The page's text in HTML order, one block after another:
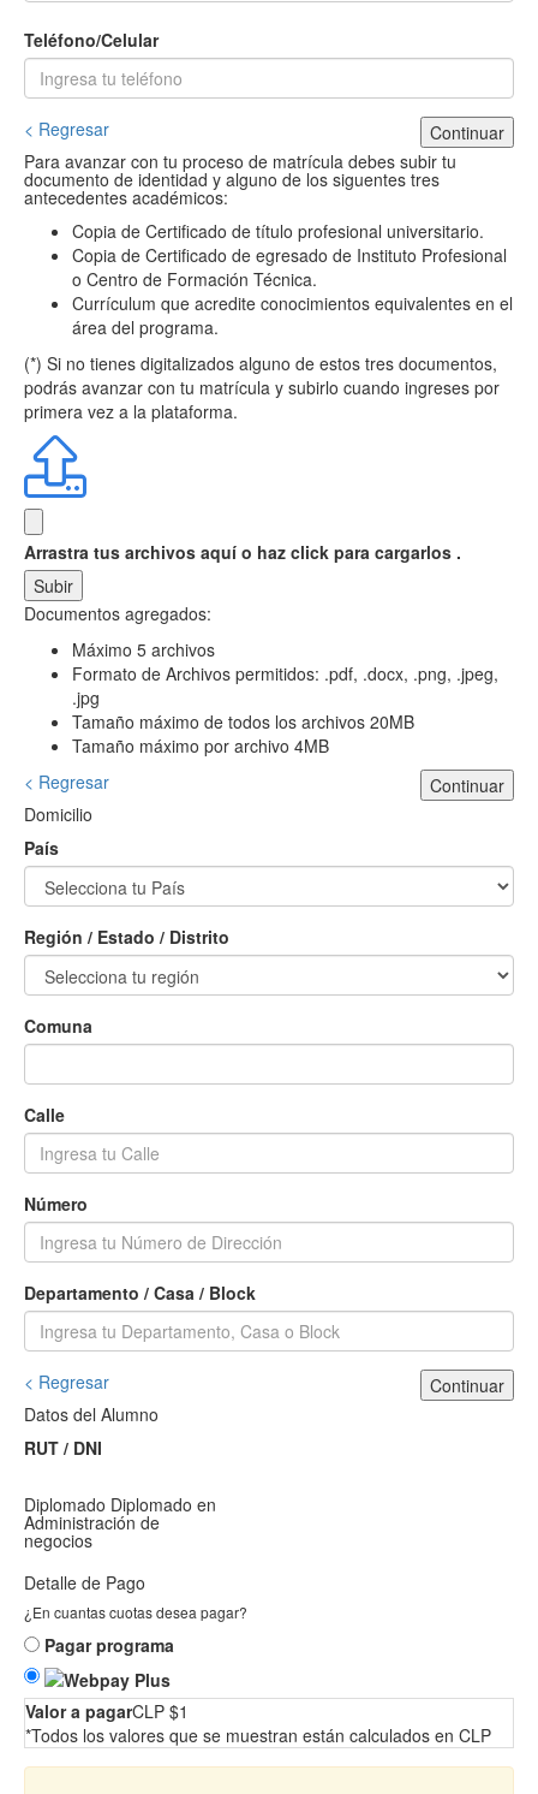
Teléfono/Celular
< Regresar
Continuar
Para avanzar con tu proceso de matrícula debes subir tu
documento de identidad y alguno de los siguentes tres
antecedentes académicos:
Copia de Certificado de título profesional universitario.
Copia de Certificado de egresado de Instituto Profesional
o Centro de Formación Técnica.
Currículum que acredite conocimientos equivalentes en el
área del programa.
(*) Si no tienes digitalizados alguno de estos tres documentos,
podrás avanzar con tu matrícula y subirlo cuando ingreses por
primera vez a la plataforma.
Arrastra tus archivos aquí o haz click para cargarlos .
Subir
Documentos agregados:
Máximo 5 archivos
Formato de Archivos permitidos: .pdf, .docx, .png, .jpeg,
.jpg
Tamaño máximo de todos los archivos 20MB
Tamaño máximo por archivo 4MB
< Regresar
Continuar
Domicilio
País
Región / Estado / Distrito
Comuna
Calle
Número
Departamento / Casa / Block
< Regresar
Continuar
Datos del Alumno
RUT / DNI
Diplomado Diplomado en
Administración de
negocios
Detalle de Pago
¿En cuantas cuotas desea pagar?
Pagar programa
Valor a pagarCLP $1
*Todos los valores que se muestran están calculados en CLP